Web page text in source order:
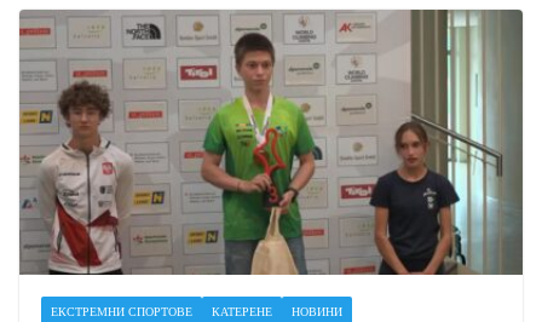
ЕКСТРЕМНИ СПОРТОВЕ КАТЕРЕНЕ НОВИНИ